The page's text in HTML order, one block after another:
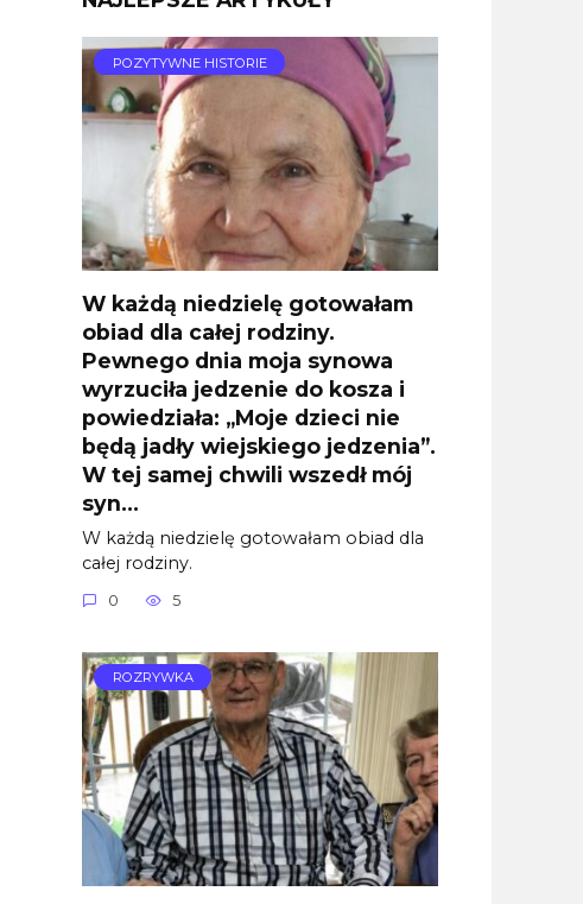
POZYTYWNE HISTORIE
W każdą niedzielę gotowałam
obiad dla całej rodziny.
Pewnego dnia moja synowa
wyrzuciła jedzenie do kosza i
powiedziała: „Moje dzieci nie
będą jadły wiejskiego jedzenia”.
W tej samej chwili wszedł mój
syn…
W każdą niedzielę gotowałam obiad dla
całej rodziny.
0 5
ROZRYWKA